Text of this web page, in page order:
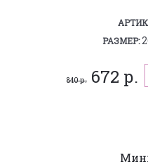
РАЗМЕР:
840 р. 672 р.